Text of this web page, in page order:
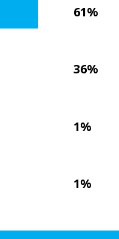
61%
36%
1%
1%